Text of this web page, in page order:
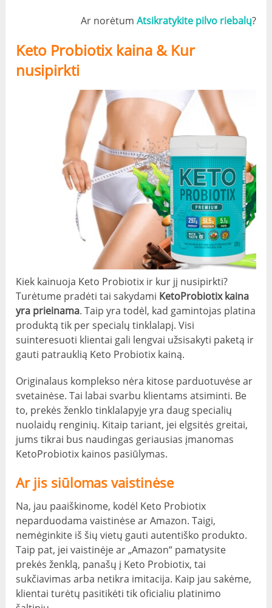
Ar norėtum Atsikratykite pilvo riebalų?
Keto Probiotix kaina & Kur
nusipirkti
Kiek kainuoja Keto Probiotix ir kur jį nusipirkti?
Turėtume pradėti tai sakydami KetoProbiotix kaina
yra prieinama. Taip yra todėl, kad gamintojas platina
produktą tik per specialų tinklalapį. Visi
suinteresuoti klientai gali lengvai užsisakyti paketą ir
gauti patrauklią Keto Probiotix kainą.
Originalaus komplekso nėra kitose parduotuvėse ar
svetainėse. Tai labai svarbu klientams atsiminti. Be
to, prekės ženklo tinklalapyje yra daug specialių
nuolaidų renginių. Kitaip tariant, jei elgsitės greitai,
jums tikrai bus naudingas geriausias įmanomas
KetoProbiotix kainos pasiūlymas.
Ar jis siūlomas vaistinėse
Na, jau paaiškinome, kodėl Keto Probiotix
neparduodama vaistinėse ar Amazon. Taigi,
nemėginkite iš šių vietų gauti autentiško produkto.
Taip pat, jei vaistinėje ar „Amazon“ pamatysite
prekės ženklą, panašų į Keto Probiotix, tai
sukčiavimas arba netikra imitacija. Kaip jau sakėme,
klientai turėtų pasitikėti tik oficialiu platinimo